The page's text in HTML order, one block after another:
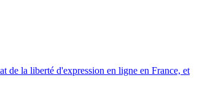
de la liberté d'expression en ligne en France, et